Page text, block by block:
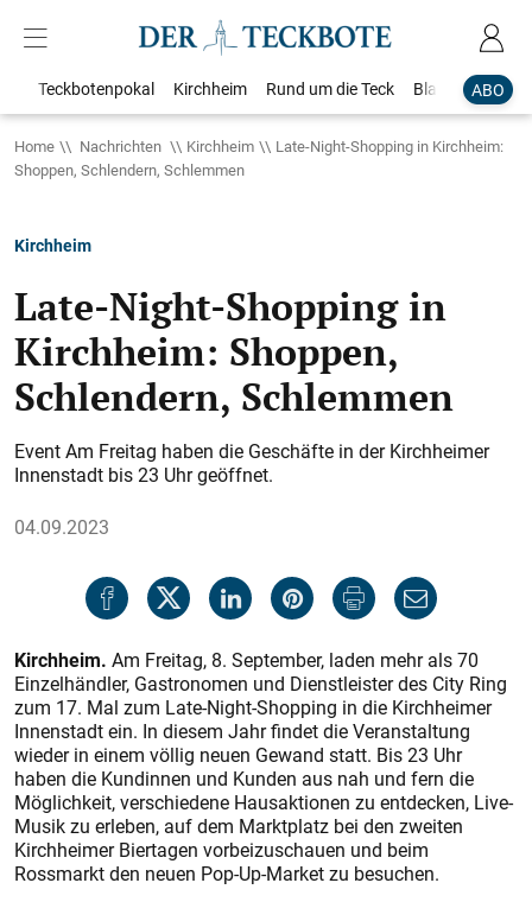
ABO
Teckbotenpokal Kirchheim Rund um die Teck Blaulicht
Home Nachrichten Kirchheim
Late-Night-Shopping in Kirchheim:
Shoppen, Schlendern, Schlemmen
Kirchheim
Late-Night-Shopping in
Kirchheim: Shoppen,
Schlendern, Schlemmen
Event Am Freitag haben die Geschäfte in der Kirchheimer
Innenstadt bis 23 Uhr geöffnet.
04.09.2023
Kirchheim. Am Freitag, 8. September, laden mehr als 70
Einzelhändler, Gastronomen und Dienstleister des City Ring
zum 17. Mal zum Late-Night-Shopping in die Kirchheimer
Innenstadt ein. In diesem Jahr findet die Veranstaltung
wieder in einem völlig neuen Gewand statt. Bis 23 Uhr
haben die Kundinnen und Kunden aus nah und fern die
Möglichkeit, verschiedene Hausaktionen zu entdecken, Live-
Musik zu erleben, auf dem Marktplatz bei den zweiten
Kirchheimer Biertagen vorbeizuschauen und beim
Rossmarkt den neuen Pop-Up-Market zu besuchen.